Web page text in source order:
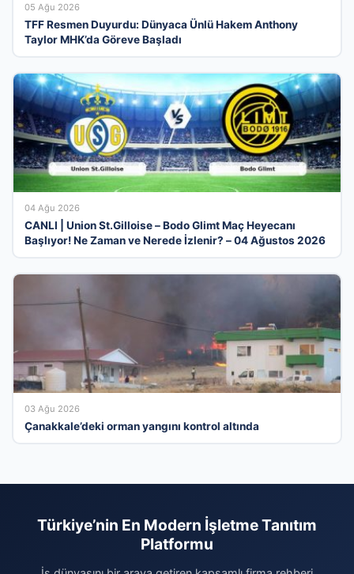
05 Ağu 2026
TFF Resmen Duyurdu: Dünyaca Ünlü Hakem Anthony
Taylor MHK’da Göreve Başladı
04 Ağu 2026
CANLI | Union St.Gilloise – Bodo Glimt Maç Heyecanı
Başlıyor! Ne Zaman ve Nerede İzlenir? – 04 Ağustos 2026
03 Ağu 2026
Çanakkale’deki orman yangını kontrol altında
Türkiye’nin En Modern İşletme Tanıtım
Platformu